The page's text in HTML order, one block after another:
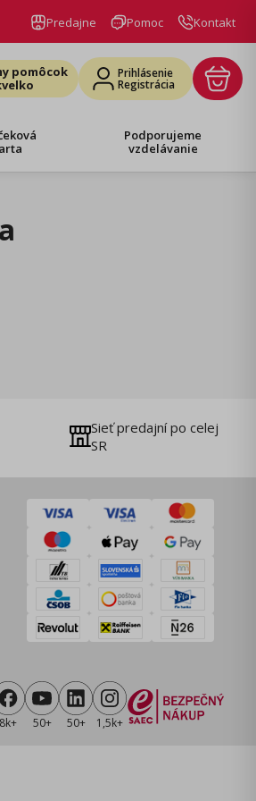
Predajne Pomoc Kontakt
pomôcok
Prihlásenie
Registrácia
Podporujeme
vzdelávanie
Sieť predajní po celej
SR
8k+ 50+ 50+ 1,5k+